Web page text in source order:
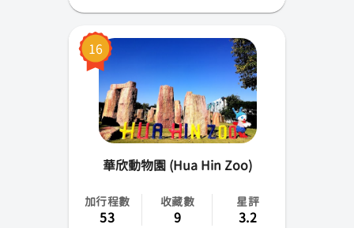
16
華欣動物園 (Hua Hin Zoo)
加行程數
53
收藏數
9
星評
3.2